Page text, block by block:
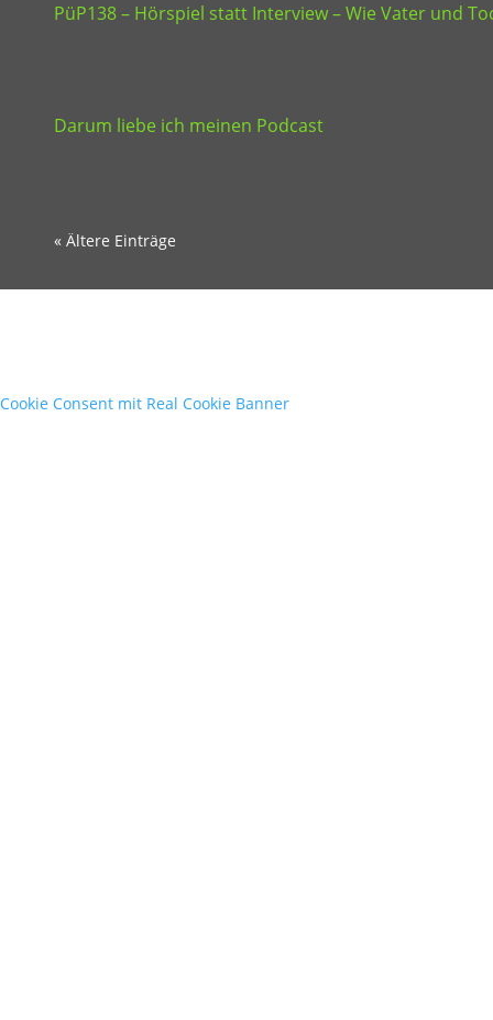
PüP138 – Hörspiel statt Interview – Wie Vater und
Darum liebe ich meinen Podcast
« Ältere Einträge
Cookie Consent mit Real Cookie Banner